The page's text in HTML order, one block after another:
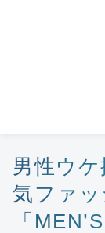
男性ウ
気ファ
「